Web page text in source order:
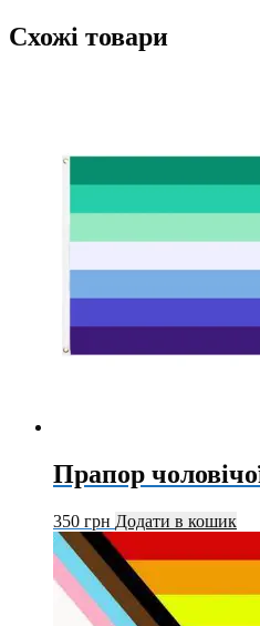
Схожі товари
Прапор
350 грн Додати в кошик